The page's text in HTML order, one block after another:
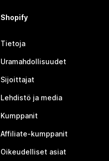
Shopify
Tietoja
Uramahdollisuudet
Sijoittajat
Lehdistö ja media
Kumppanit
Affiliate-kumppanit
Oikeudelliset asiat